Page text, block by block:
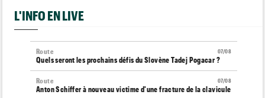
L'INFO EN LIVE
07/08
Route
Quels seront les prochains défis du Slovène Tadej Pogacar ?
07/08
Route
Anton Schiffer à nouveau victime d'une fracture de la clavicule